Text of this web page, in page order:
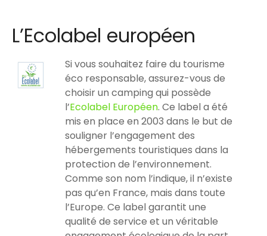
L’Ecolabel européen
Si vous souhaitez faire du tourisme
éco responsable, assurez-vous de
choisir un camping qui possède
l’Ecolabel Européen. Ce label a été
mis en place en 2003 dans le but de
souligner l’engagement des
hébergements touristiques dans la
protection de l’environnement.
Comme son nom l’indique, il n’existe
pas qu’en France, mais dans toute
l’Europe. Ce label garantit une
qualité de service et un véritable